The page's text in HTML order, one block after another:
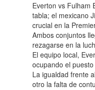
Everton vs Fulham
tabla; el mexicano
crucial en la
Ambos conjuntos
rezagarse en la
El equipo local,
ocupando el
La igualdad frente
otro la falta de